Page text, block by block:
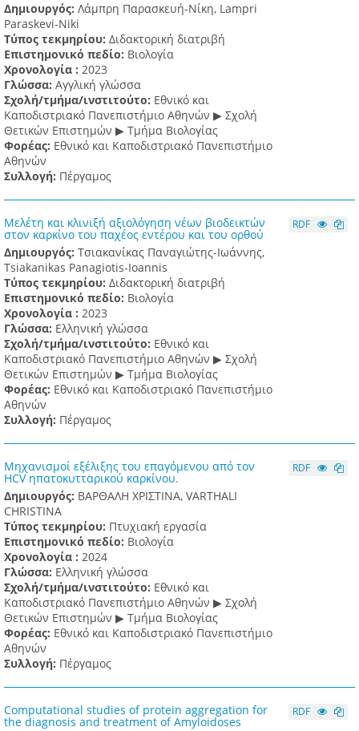
Δημιουργός: Λάμπρη Παρασκευή-Νίκη, Lampri
Paraskevi-Niki
Τύπος τεκμηρίου: Διδακτορική διατριβή
Επιστημονικό πεδίο: Βιολογία
Χρονολογία : 2023
Γλώσσα: Αγγλική γλώσσα
Σχολή/τμήμα/ινστιτούτο: Εθνικό και
Καποδιστριακό Πανεπιστήμιο Αθηνών ▶ Σχολή
Θετικών Επιστημών ▶ Τμήμα Βιολογίας
Φορέας: Εθνικό και Καποδιστριακό Πανεπιστήμιο
Αθηνών
Συλλογή: Πέργαμος
Μελέτη και κλινιξή αξιολόγηση νέων βιοδεικτών
στον καρκίνο του παχέος εντέρου και του ορθού
Δημιουργός: Τσιακανίκας Παναγιώτης-Ιωάννης,
Tsiakanikas Panagiotis-Ioannis
Τύπος τεκμηρίου: Διδακτορική διατριβή
Επιστημονικό πεδίο: Βιολογία
Χρονολογία : 2023
Γλώσσα: Ελληνική γλώσσα
Σχολή/τμήμα/ινστιτούτο: Εθνικό και
Καποδιστριακό Πανεπιστήμιο Αθηνών ▶ Σχολή
Θετικών Επιστημών ▶ Τμήμα Βιολογίας
Φορέας: Εθνικό και Καποδιστριακό Πανεπιστήμιο
Αθηνών
Συλλογή: Πέργαμος
RDF
Μηχανισμοί εξέλιξης του επαγόμενου από τον
HCV ηπατοκυτταρικού καρκίνου.
Δημιουργός: ΒΑΡΘΑΛΗ ΧΡΙΣΤΙΝΑ, VARTHALI
CHRISTINA
Τύπος τεκμηρίου: Πτυχιακή εργασία
Επιστημονικό πεδίο: Βιολογία
Χρονολογία : 2024
Γλώσσα: Ελληνική γλώσσα
Σχολή/τμήμα/ινστιτούτο: Εθνικό και
Καποδιστριακό Πανεπιστήμιο Αθηνών ▶ Σχολή
Θετικών Επιστημών ▶ Τμήμα Βιολογίας
Φορέας: Εθνικό και Καποδιστριακό Πανεπιστήμιο
Αθηνών
Συλλογή: Πέργαμος
RDF
Computational studies of protein aggregation for
the diagnosis and treatment of Amyloidoses
RDF